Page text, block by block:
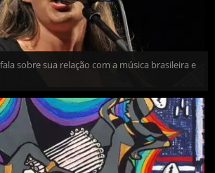
sobre sua relação com a música brasileira e